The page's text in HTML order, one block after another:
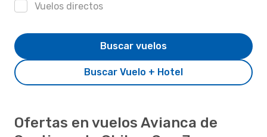
Vuelos directos
Buscar Vuelo + Hotel
Buscar vuelos
Ofertas en vuelos Avianca de